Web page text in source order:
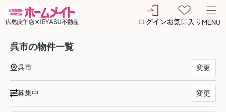
ログインお気に入りMENU
呉市の物件一覧
呉市 変更
募集中 変更